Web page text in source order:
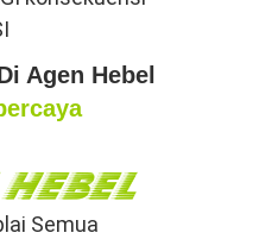
Agen Hebel
Semua